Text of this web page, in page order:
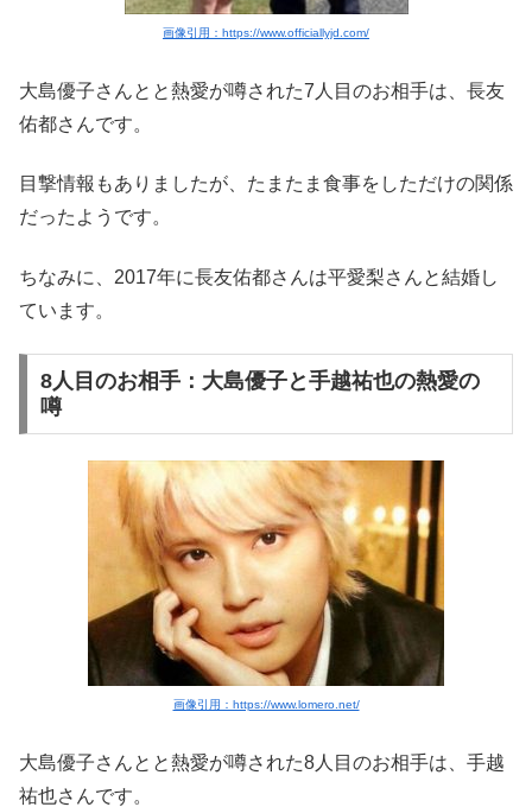
画像引用：https://www.officiallyjd.com/
大島優子さんとと熱愛が噂された7人目のお相手は、長友
佑都さんです。
目撃情報もありましたが、たまたま食事をしただけの関係
だったようです。
ちなみに、2017年に長友佑都さんは平愛梨さんと結婚し
ています。
8人目のお相手：大島優子と手越祐也の熱愛の
噂
画像引用：https://www.lomero.net/
大島優子さんとと熱愛が噂された8人目のお相手は、手越
祐也さんです。